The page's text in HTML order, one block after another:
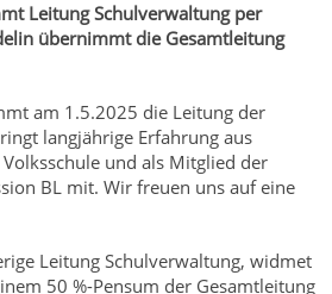
Leitung Schulverwaltung per
übernimmt die Gesamtleitung
am 1.5.2025 die Leitung der
langjährige Erfahrung aus
und als Mitglied der
BL mit. Wir freuen uns auf eine
Leitung Schulverwaltung, widmet
50 %-Pensum der Gesamtleitung